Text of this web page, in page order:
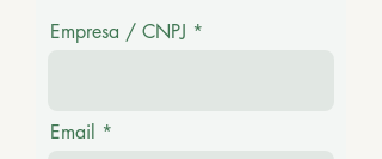
Empresa / CNPJ
Email